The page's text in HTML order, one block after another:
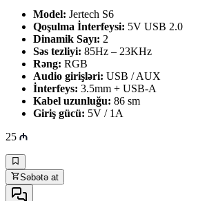
Model: Jertech S6
Qoşulma İnterfeysi: 5V USB 2.0
Dinamik Sayı: 2
Səs tezliyi: 85Hz – 23KHz
Rəng: RGB
Audio girişləri: USB / AUX
İnterfeys: 3.5mm + USB-A
Kabel uzunluğu: 86 sm
Giriş gücü: 5V / 1A
25
Səbətə at